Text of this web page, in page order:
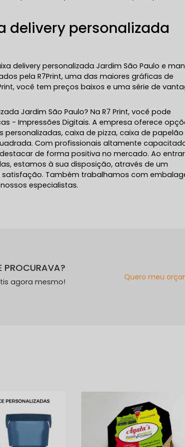
delivery personalizada
delivery personalizada Jardim São Paulo e
pela R7Print, uma das maiores gráficas de
você tem preços baixos e uma série de
Jardim São Paulo? Na R7 Print, você pode
- Impressões Digitais. A empresa oferece
caixa de pizza, caixa de papelão
Com profissionais altamente
de forma positiva no mercado. Ao
estamos à sua disposição, através de um
Também trabalhamos com
especialistas.
PROCURAVA?
agora mesmo!
Quero meu